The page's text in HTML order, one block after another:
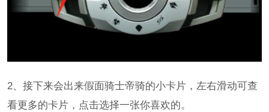
2、接下来会出来假面骑士帝骑的小卡片，左右滑动可查
看更多的卡片，点击选择一张你喜欢的。